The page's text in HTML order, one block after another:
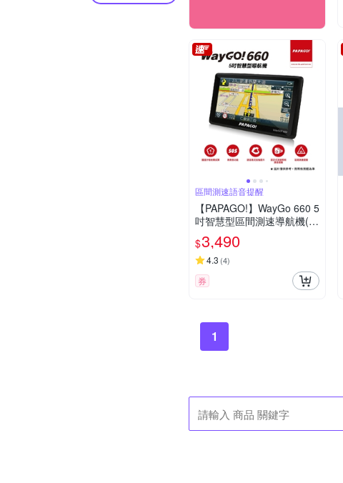
區間測速語音提醒
【PAPAGO!】WayGo 660 5
吋智慧型區間測速導航機(S
1圖像化導航介面/測速語音
提醒)~急
$3,490
4.3 (4)
券
1